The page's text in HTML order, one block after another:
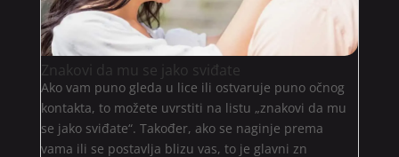
Znakovi da mu se jako sviđate
Ako vam puno gleda u lice ili ostvaruje puno očnog
kontakta, to možete uvrstiti na listu „znakovi da mu
se jako sviđate“. Također, ako se naginje prema
vama ili se postavlja blizu vas, to je glavni zn